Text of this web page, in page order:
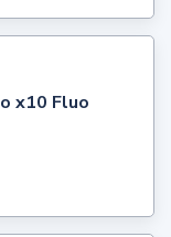
x10 Fluo